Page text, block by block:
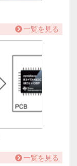
一覧を見る
一覧を見る